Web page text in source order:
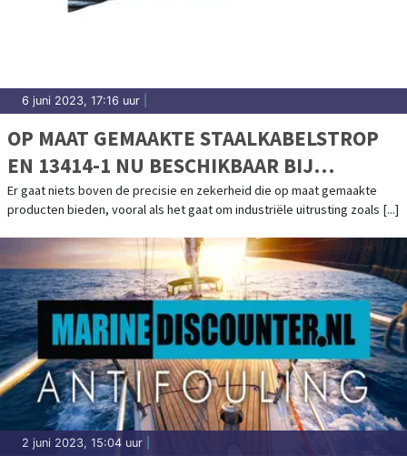
6 juni 2023, 17:16 uur
OP MAAT GEMAAKTE STAALKABELSTROP
EN 13414-1 NU BESCHIKBAAR BIJ
STAALKABELSTUNTER
Er gaat niets boven de precisie en zekerheid die op maat gemaakte
producten bieden, vooral als het gaat om industriële uitrusting zoals [...]
2 juni 2023, 15:04 uur